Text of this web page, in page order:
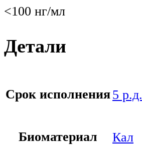
<100 нг/мл
Детали
Срок исполнения5 р.д.
Биоматериал Кал